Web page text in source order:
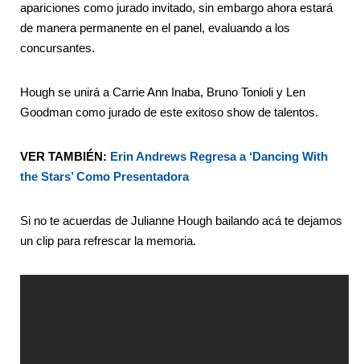
apariciones como jurado invitado, sin embargo ahora estará
de manera permanente en el panel, evaluando a los
concursantes.
Hough se unirá a Carrie Ann Inaba, Bruno Tonioli y Len
Goodman como jurado de este exitoso show de talentos.
VER TAMBIÉN: Erin Andrews Regresa a ‘Dancing With
the Stars’ Como Presentadora
Si no te acuerdas de Julianne Hough bailando acá te dejamos
un clip para refrescar la memoria.